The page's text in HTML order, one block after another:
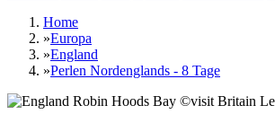
Home
»Europa
»England
»Perlen Nordenglands - 8 Tage